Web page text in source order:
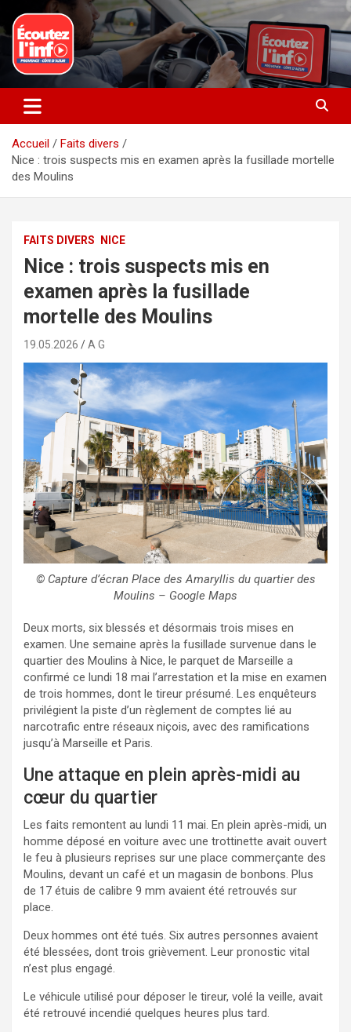
au
contenu
Ecoutez l’info
La radio du quotidien
Accueil
Faits divers
Nice : trois suspects mis en examen après la fusillade mortelle
des Moulins
FAITS DIVERS NICE
Nice : trois suspects mis en
examen après la fusillade
mortelle des Moulins
19.05.2026 A G
© Capture d’écran Place des Amaryllis du quartier des
Moulins – Google Maps
Deux morts, six blessés et désormais trois mises en
examen. Une semaine après la fusillade survenue dans le
quartier des Moulins à Nice, le parquet de Marseille a
confirmé ce lundi 18 mai l’arrestation et la mise en examen
de trois hommes, dont le tireur présumé. Les enquêteurs
privilégient la piste d’un règlement de comptes lié au
narcotrafic entre réseaux niçois, avec des ramifications
jusqu’à Marseille et Paris.
Une attaque en plein après-midi au
cœur du quartier
Les faits remontent au lundi 11 mai. En plein après-midi, un
homme déposé en voiture avec une trottinette avait ouvert
le feu à plusieurs reprises sur une place commerçante des
Moulins, devant un café et un magasin de bonbons. Plus
de 17 étuis de calibre 9 mm avaient été retrouvés sur
place.
Deux hommes ont été tués. Six autres personnes avaient
été blessées, dont trois grièvement. Leur pronostic vital
n’est plus engagé.
Le véhicule utilisé pour déposer le tireur, volé la veille, avait
été retrouvé incendié quelques heures plus tard.